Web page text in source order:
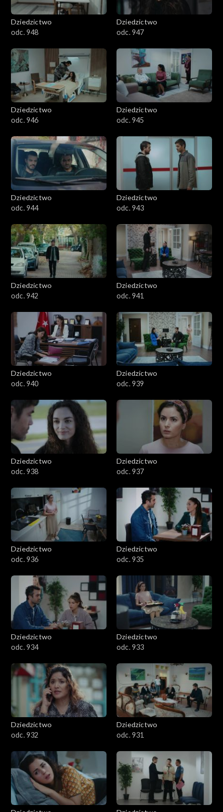
Dziedzictwo
odc. 948
Dziedzictwo
odc. 947
Dziedzictwo
odc. 946
Dziedzictwo
odc. 945
Dziedzictwo
odc. 944
Dziedzictwo
odc. 943
Dziedzictwo
odc. 942
Dziedzictwo
odc. 941
Dziedzictwo
odc. 940
Dziedzictwo
odc. 939
Dziedzictwo
odc. 938
Dziedzictwo
odc. 937
Dziedzictwo
odc. 936
Dziedzictwo
odc. 935
Dziedzictwo
odc. 934
Dziedzictwo
odc. 933
Dziedzictwo
odc. 932
Dziedzictwo
odc. 931